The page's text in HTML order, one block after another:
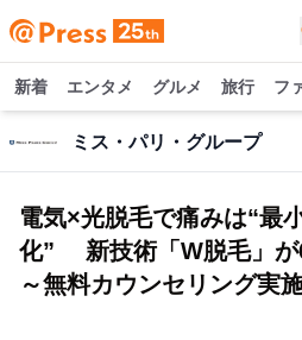
新着 エンタメ グルメ 旅行 フ
ミス・パリ・グループ
電気×光脱毛で痛みは“最
化” 新技術「W脱毛」が
～無料カウンセリング実